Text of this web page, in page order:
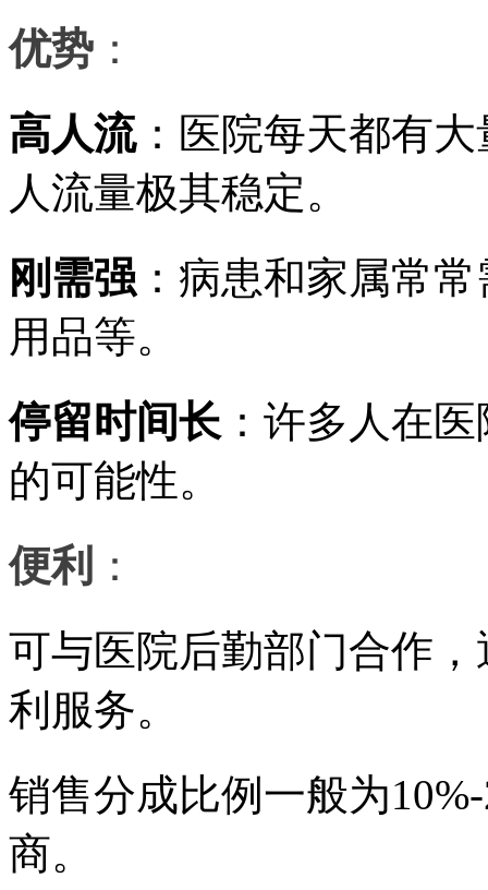
优势 ：
高人流：医院每天都有
人流量极其稳定。
刚需强 ：病患和家属常
用品等。
停留时间长 ：许多人在
的可能性。
便利
：
可与医院后勤部门合作
利服务。
销售分成比例一般为
商。